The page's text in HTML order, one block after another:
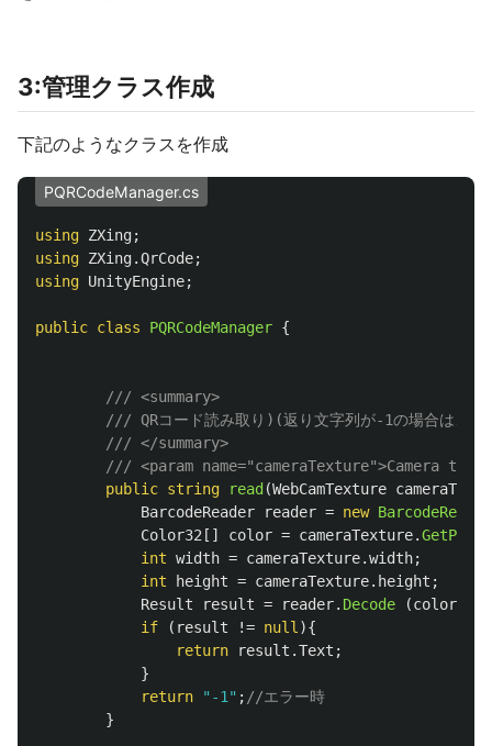
3:管理クラス作成
下記のようなクラスを作成
PQRCodeManager.cs
using ZXing;
using ZXing.QrCode;
using UnityEngine;
public class PQRCodeManager {
/// <summary>
/// QRコード読み取り)(返り文字列が-1の場合は、読
/// </summary>
/// <param name="cameraTexture">Camera
public string read (WebCamTexture
BarcodeReader
reader = new BarcodeReader
Color32 [] color = cameraTexture.
int width = cameraTexture.width;
int
height = cameraTexture. height ;
Result
result = reader. Decode (color
if
( result != null ){
return
result .Text ;
}
return
"-1" ; //エラー時
}